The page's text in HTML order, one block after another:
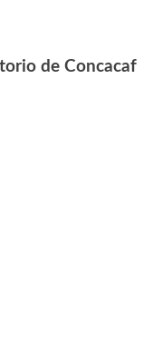
de Concacaf